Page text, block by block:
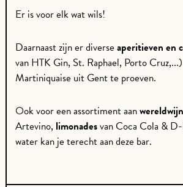
Er is voor elk wat wils!
Daarnaast zijn er diverseaperitieven en
van HTK Gin, St. Raphael, Porto Cruz,...)
Martiniquaise uit Gent te proeven.
Ook voor een assortiment aan
Artevino, limonadesvan Coca Cola &
water kan je terecht aan deze bar.